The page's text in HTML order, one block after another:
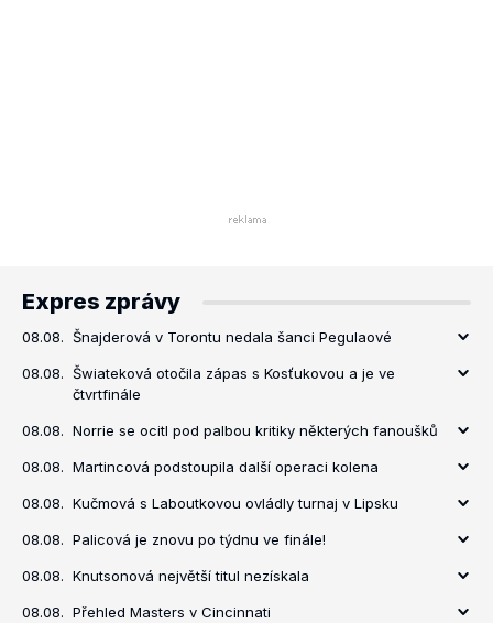
Expres zprávy
08.08. Šnajderová v Torontu nedala šanci Pegulaové
08.08. Šwiateková otočila zápas s Kosťukovou a je ve
čtvrtfinále
08.08. Norrie se ocitl pod palbou kritiky některých fanoušků
08.08. Martincová podstoupila další operaci kolena
08.08. Kučmová s Laboutkovou ovládly turnaj v Lipsku
08.08. Palicová je znovu po týdnu ve finále!
08.08. Knutsonová největší titul nezískala
08.08. Přehled Masters v Cincinnati